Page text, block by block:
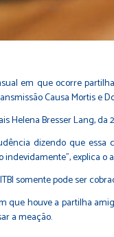
em que ocorre
Causa Mortis e
Helena Bresser Lang,
dizendo que
indevidamente", explica o
somente pode ser
que houve a partilha
a meação.